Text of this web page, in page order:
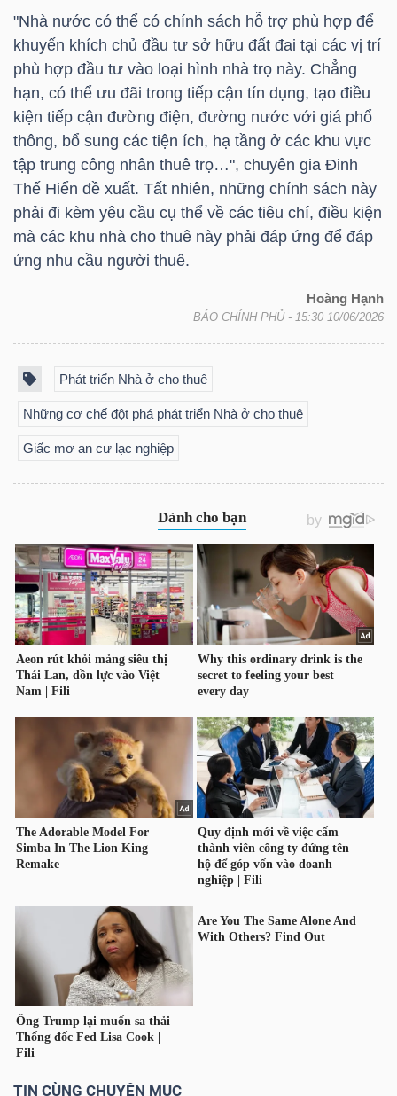
"Nhà nước có thể có chính sách hỗ trợ phù hợp để
khuyến khích chủ đầu tư sở hữu đất đai tại các vị trí
phù hợp đầu tư vào loại hình nhà trọ này. Chẳng
hạn, có thể ưu đãi trong tiếp cận tín dụng, tạo điều
kiện tiếp cận đường điện, đường nước với giá phổ
thông, bổ sung các tiện ích, hạ tầng ở các khu vực
tập trung công nhân thuê trọ…", chuyên gia Đinh
Thế Hiển đề xuất. Tất nhiên, những chính sách này
phải đi kèm yêu cầu cụ thể về các tiêu chí, điều kiện
mà các khu nhà cho thuê này phải đáp ứng để đáp
ứng nhu cầu người thuê.
Hoàng Hạnh
BÁO CHÍNH PHỦ - 15:30 10/06/2026
Phát triển Nhà ở cho thuê
Những cơ chế đột phá phát triển Nhà ở cho thuê
Giấc mơ an cư lạc nghiệp
TIN CÙNG CHUYÊN MỤC
vụ
(-)
Đào
tạo
Sách
tài
Công
đầu
tư
Truyền
thông
tài
chính
tài
chính